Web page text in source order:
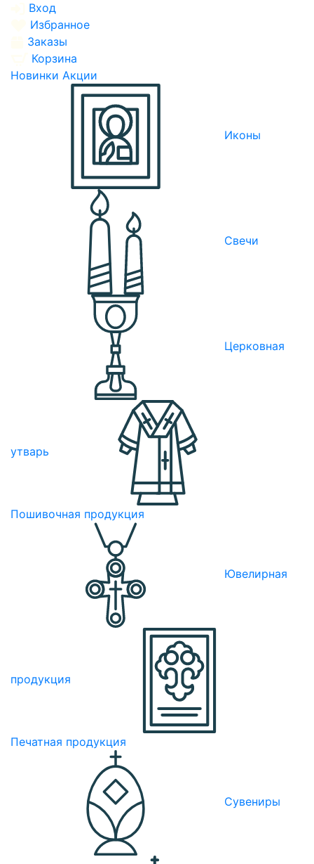
Вход
Избранное
Заказы
Корзина
Новинки Акции
Иконы
Свечи
Церковная
утварь
Пошивочная продукция
Ювелирная
продукция
Печатная продукция
Сувениры